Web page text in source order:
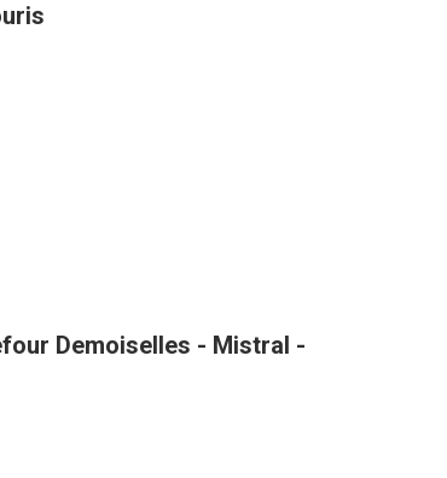
Demoiselles - Mistral -